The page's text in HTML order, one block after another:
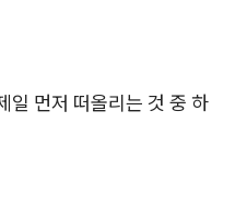
일 먼저 떠올리는 것 중 하